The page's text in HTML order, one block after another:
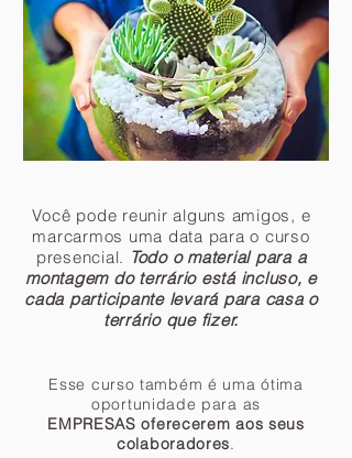
Você pode reunir alguns amigos, e
marcarmos uma data para o curso
presencial. Todo o material para a
montagem do terrário está incluso, e
cada participante levará para casa o
terrário que fizer.
Esse curso também é uma ótima
oportunidade para as
EMPRESAS oferecerem aos seus
colaboradores.